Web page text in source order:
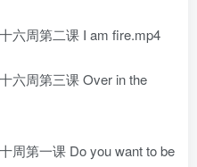
六周第二课 I am fire.mp4
六周第三课 Over in the
周第一课 Do you want to be